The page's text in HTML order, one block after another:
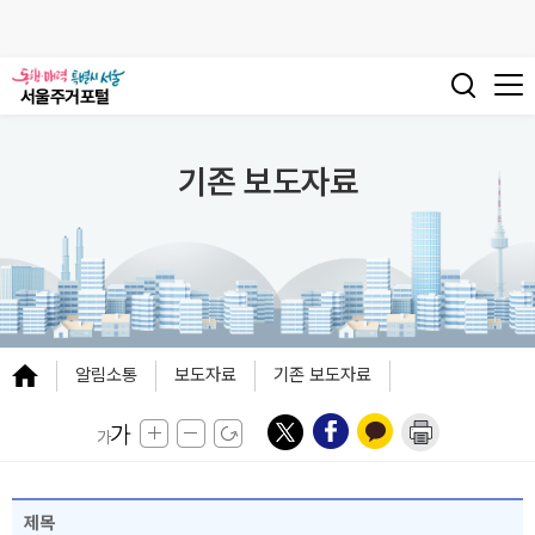
기존 보도자료
알림소통 보도자료 기존 보도자료
제목